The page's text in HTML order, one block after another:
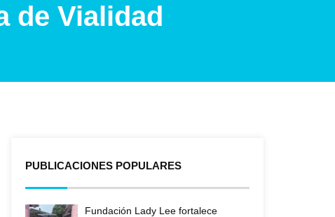
de Vialidad
PUBLICACIONES POPULARES
Fundación Lady Lee fortalece